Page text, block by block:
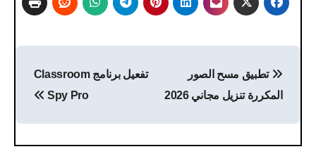
المقالات
تطبيق مسح الصور
المكررة تنزيل مجاني 2026
تفعيل برنامج Classroom
Spy Pro